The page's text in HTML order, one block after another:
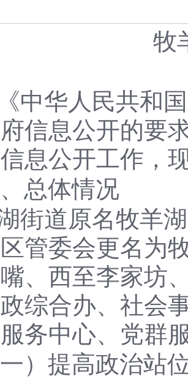
牧
中华人民共和
信息公开的要
息公开工作，
体情况
街道原名牧羊
管委会更名为
嘴、西至李家坊
综合办、社会
务中心、党群
提高政治站位